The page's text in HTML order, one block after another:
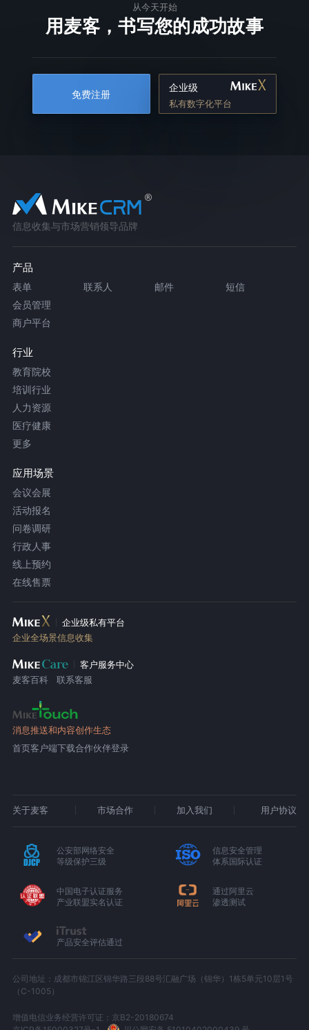
从今天开始
用麦客，书写您的成功故事
免费注册
企业级
私有数字化平台
信息收集与市场营销领导品牌
产品
表单 联系人 邮件
短信
会员管理
商户平台
行业
教育院校
培训行业
人力资源
医疗健康
更多
应用场景
会议会展
活动报名
问卷调研
行政人事
线上预约
在线售票
企业级私有平台
企业全场景信息收集
客户服务中心
麦客百科
联系客服
消息推送和内容创作生态
首页客户端下载合作伙伴登录
关于麦客 市场合作 加入我们 用户协议
公安部网络安全
等级保护三级
信息安全管理
体系国际认证
中国电子认证服务
产业联盟实名认证
通过阿里云
渗透测试
产品安全评估通过
公司地址：成都市锦江区锦华路三段88号汇融广场（锦华）1栋5单元10层1号
（C-1005）
增值电信业务经营许可证：京B2-20180674